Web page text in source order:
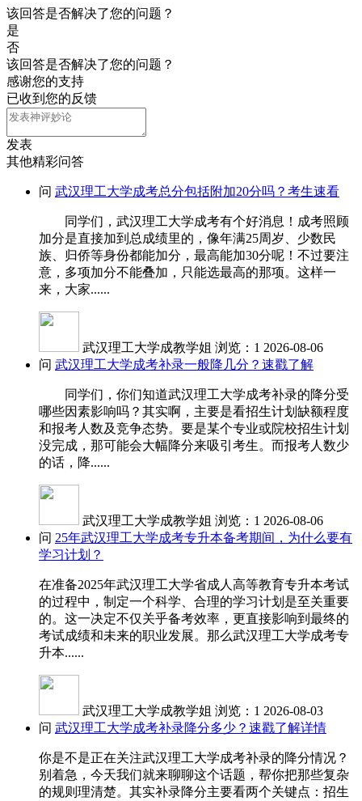
该回答是否解决了您的问题？
是
否
该回答是否解决了您的问题？
感谢您的支持
已收到您的反馈
发表
其他精彩问答
问 武汉理工大学成考总分包括附加20分吗？考生速看
同学们，武汉理工大学成考有个好消息！成考照顾
加分是直接加到总成绩里的，像年满25周岁、少数民
族、归侨等身份都能加分，最高能加30分呢！不过要注
意，多项加分不能叠加，只能选最高的那项。这样一
来，大家......
武汉理工大学成教学姐 浏览：1 2026-08-06
问 武汉理工大学成考补录一般降几分？速戳了解
同学们，你们知道武汉理工大学成考补录的降分受
哪些因素影响吗？其实啊，主要是看招生计划缺额程度
和报考人数及竞争态势。要是某个专业或院校招生计划
没完成，那可能会大幅降分来吸引考生。而报考人数少
的话，降......
武汉理工大学成教学姐 浏览：1 2026-08-06
问 25年武汉理工大学成考专升本备考期间，为什么要有
学习计划？
在准备2025年武汉理工大学省成人高等教育专升本考试
的过程中，制定一个科学、合理的学习计划是至关重要
的。这一决定不仅关乎备考效率，更直接影响到最终的
考试成绩和未来的职业发展。那么武汉理工大学成考专
升本......
武汉理工大学成教学姐 浏览：1 2026-08-03
问 武汉理工大学成考补录降分多少？速戳了解详情
你是不是正在关注武汉理工大学成考补录的降分情况？
别着急，今天我们就来聊聊这个话题，帮你把那些复杂
的规则理清楚。其实补录降分主要看两个关键点：招生